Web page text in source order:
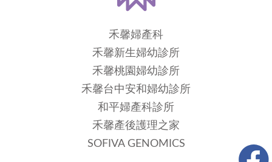
禾馨婦產科
禾馨新生婦幼診所
禾馨桃園婦幼診所
禾馨台中安和婦幼診所
和平婦產科診所
禾馨產後護理之家
SOFIVA GENOMICS